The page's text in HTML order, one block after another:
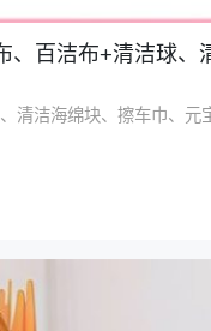
百洁布+清洁球
清洁海绵块、擦车巾